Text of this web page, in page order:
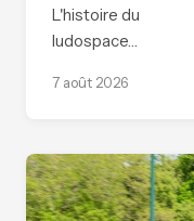
L'histoire du
ludospace…
7 août 2026